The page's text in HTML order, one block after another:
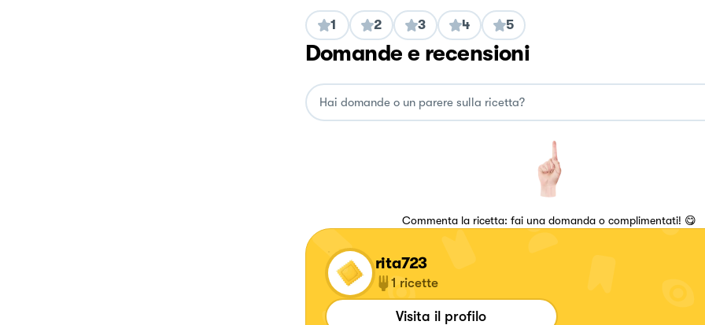
1 2 3 4 5
Domande e recensioni
Commenta la ricetta: fai una domanda o complimentati! 😋
rita723
1 ricette
Visita il profilo